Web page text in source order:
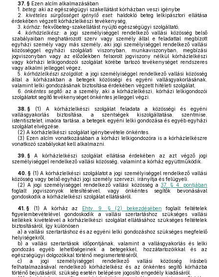
37. § Ezen alcím alkalmazásában
1. beteg: aki az egészségügyi szakellátást kórházban veszi igénybe
2.
kivételes sürgősséget igénylő eset: haldokló beteg lelkipásztori ellátása
érdekében végzett kórházlelkészi tevékenység,
3. kórház: fekvőbeteg-szakellátást nyújtó egészségügyi szolgáltató,
4.
kórházlelkész: a jogi személyiséggel rendelkező vallási közösség belső
szabályaiban meghatározott szerv vagy személy által e feladattal megbízott
egyházi személy vagy más személy, aki jogi személyiséggel rendelkező vallási
közösséggel egyházi szolgálati viszonyban, munkaviszonyban, megbízási
jogviszonyban vagy az előzőekben felsorolt jogviszony nélkül kórházlelkészi
vagy kórházi lelkigondozói szolgálat körébe tartozó tevékenységet rendszeres
vagy alkalmi jelleggel végez,
5.
kórházlelkészi szolgálat:a jogi személyiséggel rendelkező vallási közösség
által a kórházakban a betegek közösségi és egyéni vallásgyakorlásának,
valamint lelki gondozásának biztosítása érdekében végzett hitéleti szolgálat,
6.
önkéntes segítő:az a személy, aki a kórházlelkészi, kórházi lelkigondozói
szolgálatot segítő tevékenységet önkéntes jelleggel végzi.
38. § (1) A kórházlelkészi szolgálat feladata a közösségi és egyéni
vallásgyakorlás biztosítása, a szentségek kiszolgáltatása, szentmise,
istentisztelet, imaóra tartása, a betegek egyéni lelki gondozása és egyéb egyházi
szolgálat elvégzése.
(2) A kórházlelkészi szolgálat igénybevétele önkéntes.
(3) Ezen alcím vonatkozásában a kórházi lelkigondozóra is a kórházlelkészre
vonatkozó szabályokat kell alkalmazni.
39. § A kórházlelkészi szolgálat ellátása érdekében az azt végző jogi
személyiséggel rendelkező vallási közösség, valamint a kórház együttműködik.
40. § (1) A kórházlelkészi szolgálatot a jogi személyiséggel rendelkező vallási
közösség vagy belső egyházi jogi személy szervezi, irányítja és felügyeli.
(2) A jogi személyiséggel rendelkező vallási közösség a 37. § 4. pontjában
foglalt jogviszonyok létesítésével, vagy önkéntes segítők bevonásával
gondoskodik a kórházlelkészi szolgálat ellátásáról.
41. § (1) A kórház az Ehtv. 9. § (2) bekezdésében foglalt feltételek
figyelembevételével gondoskodik a vallási szertartáshoz szükséges vallási
kellékek kivételével a kórházlelkészi szolgálat ellátásához szükséges feltételek
biztosításáról, így különösen
a) a vallási szertartáshoz és az egyéni lelki gondozáshoz szükséges megfelelő
helyiségekről,
b) a vallási szertartások időpontjának, valamint a vallásgyakorlás és lelki
gondozás egyéb lehetőségeinek a betegekkel, hozzátartozóikkal és az
egészségügyi dolgozókkal történő megismertetéséről,
c) a jogi személyiséggel rendelkező vallási közösség írásbeli
felhatalmazásával rendelkező kórházlelkész és az önkéntes segítő kórházba
történő bejutásáról, szükség esetén belépésre jogosító engedély kiadásáról.